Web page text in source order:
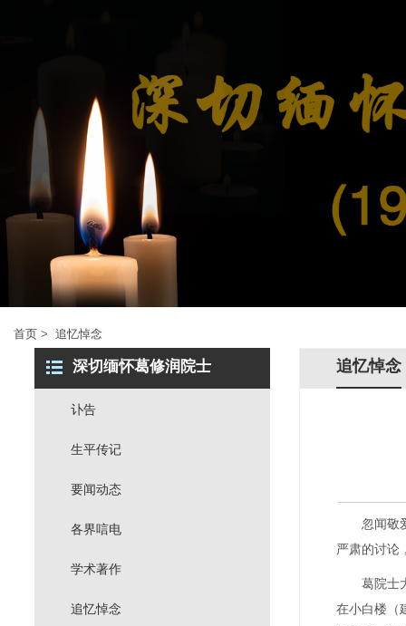
首页 > 追忆悼念
深切缅怀葛修润院士
讣告
生平传记
要闻动态
各界唁电
学术著作
追忆悼念
追忆悼念
忽闻敬
严肃的讨论
葛院士
在小白楼（